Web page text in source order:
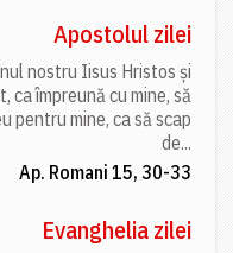
Apostolul zilei
nostru Iisus Hristos și
ca împreună cu mine, să
pentru mine, ca să scap
de...
Ap. Romani 15, 30-33
Evanghelia zilei